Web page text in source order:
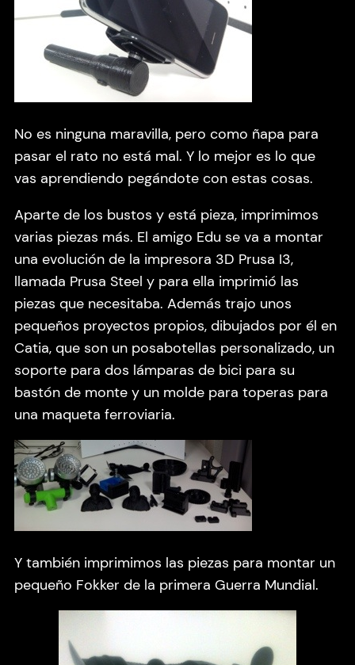
No es ninguna maravilla, pero como ñapa para
pasar el rato no está mal. Y lo mejor es lo que
vas aprendiendo pegándote con estas cosas.
Aparte de los bustos y está pieza, imprimimos
varias piezas más. El amigo Edu se va a montar
una evolución de la impresora 3D Prusa I3,
llamada Prusa Steel y para ella imprimió las
piezas que necesitaba. Además trajo unos
pequeños proyectos propios, dibujados por él en
Catia, que son un posabotellas personalizado, un
soporte para dos lámparas de bici para su
bastón de monte y un molde para toperas para
una maqueta ferroviaria.
Y también imprimimos las piezas para montar un
pequeño Fokker de la primera Guerra Mundial.